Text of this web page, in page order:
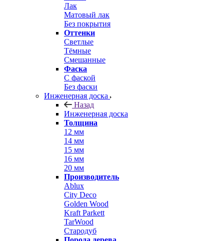
Лак
Матовый лак
Без покрытия
Оттенки
Светлые
Тёмные
Смешанные
Фаска
С фаской
Без фаски
Инженерная доска
Назад
Инженерная доска
Толщина
12 мм
14 мм
15 мм
16 мм
20 мм
Производитель
Ablux
City Deco
Golden Wood
Kraft Parkett
TarWood
Стародуб